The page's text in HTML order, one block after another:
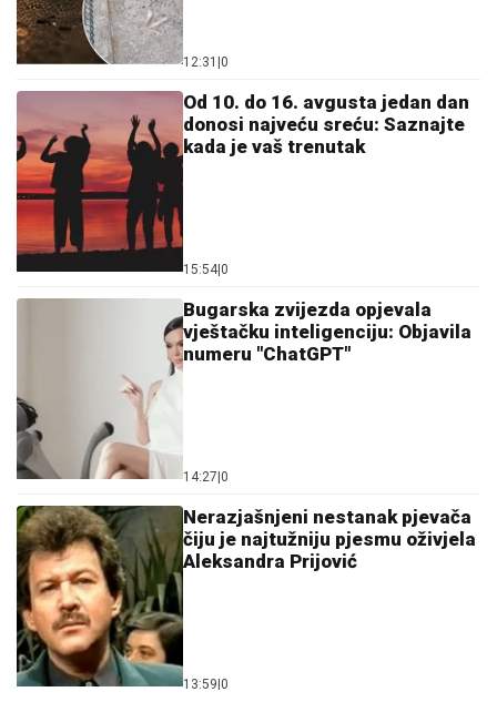
12:31 0
Od 10. do 16. avgusta jedan dan
donosi najveću sreću: Saznajte
kada je vaš trenutak
15:54 0
Bugarska zvijezda opjevala
vještačku inteligenciju: Objavila
numeru "ChatGPT"
14:27 0
Nerazjašnjeni nestanak pjevača
čiju je najtužniju pjesmu oživjela
Aleksandra Prijović
13:59 0